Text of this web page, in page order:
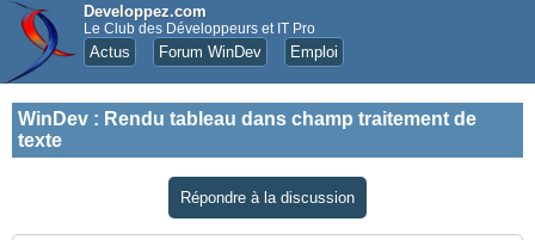
Developpez.com
Le Club des Développeurs et IT Pro
Actus Forum WinDev Emploi
WinDev : Rendu tableau dans champ traitement de
texte
Répondre à la discussion